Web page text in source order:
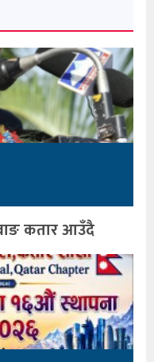
कतार आउँदै